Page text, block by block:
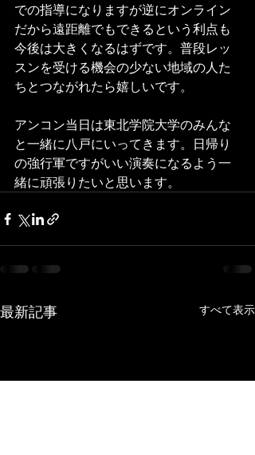
での指導になりますが逆にオンライン
だから遠距離でもできるという利点も
今後は大きくなるはずです。普段レッ
スンを受ける機会の少ない地域の人た
ちとつながれたら嬉しいです。
アンコン当日は東北学院大学のみんな
と一緒に八戸にいってきます。日帰り
の強行軍ですがいい演奏になるよう一
緒に頑張りたいと思います。
最新記事 すべて表示